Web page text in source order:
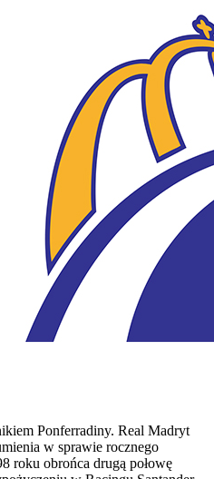
Ponferradiny. Real Madryt
w sprawie rocznego
roku obrońca drugą połowę